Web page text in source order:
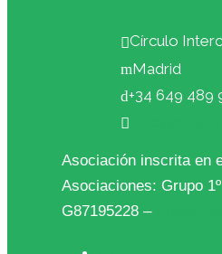
Círculo
Madrid
+34 649 489
Asociación inscrita en
Asociaciones: Grupo
G87195228 –